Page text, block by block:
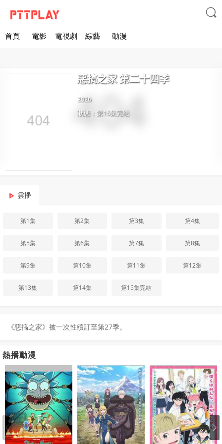

首頁 電影 電視劇 綜藝 動漫
惡搞之家 第二十四季
2026
狀態：第15集完结
雲播
第1集 第2集 第3集 第4集
第5集 第6集 第7集 第8集
第9集 第10集 第11集 第12集
第13集 第14集 第15集完結
《惡搞之家》被一次性續訂至第27季。
熱播動漫